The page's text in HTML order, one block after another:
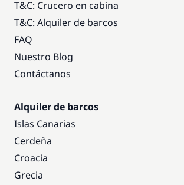
T&C: Crucero en cabina
T&C: Alquiler de barcos
FAQ
Nuestro Blog
Contáctanos
Alquiler de barcos
Islas Canarias
Cerdeña
Croacia
Grecia